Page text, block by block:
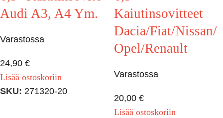
Audi A3, A4 Ym.
Varastossa
24,90 €
Lisää ostoskoriin
SKU: 271320-20
Kaiutinsovitteet
Dacia/Fiat/Nissan/
Opel/Renault
Varastossa
20,00 €
Lisää ostoskoriin